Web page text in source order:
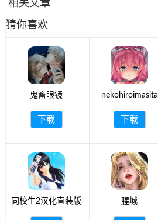
相关文章
猜你喜欢
鬼畜眼镜
下载
nekohiroimasita
下载
同校生2汉化直装版 腥城